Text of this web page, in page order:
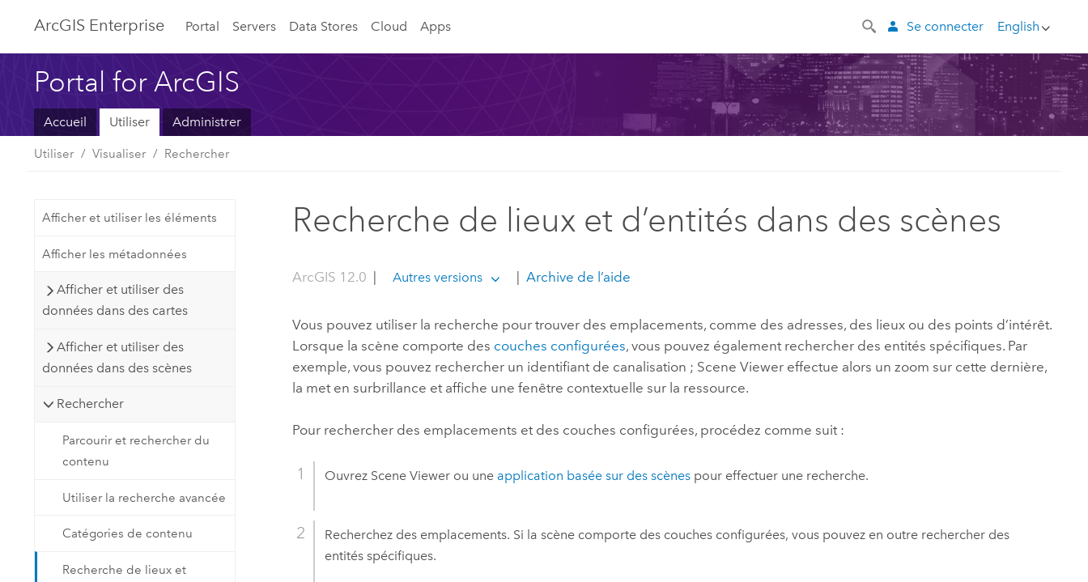
ArcGIS Enterprise Portal Servers Data Stores Cloud Apps English
Se connecter
Portal for ArcGIS
Accueil Utiliser Administrer
Utiliser Visualiser Rechercher
Afficher et utiliser les éléments
Afficher les métadonnées
Afficher et utiliser des
données dans des cartes
Afficher et utiliser des
données dans des scènes
Rechercher
Parcourir et rechercher du
contenu
Utiliser la recherche avancée
Catégories de contenu
Recherche de lieux et
Recherche de lieux et d’entités dans des scènes
ArcGIS 12.0 | Autres versions | Archive de l’aide
Vous pouvez utiliser la recherche pour trouver des emplacements, comme des adresses, des lieux ou des points d’intérêt.
Lorsque la scène comporte des couches configurées, vous pouvez également rechercher des entités spécifiques. Par
exemple, vous pouvez rechercher un identifiant de canalisation ; Scene Viewer effectue alors un zoom sur cette dernière,
la met en surbrillance et affiche une fenêtre contextuelle sur la ressource.
Pour rechercher des emplacements et des couches configurées, procédez comme suit :
Ouvrez Scene Viewer ou une application basée sur des scènes pour effectuer une recherche.
Recherchez des emplacements. Si la scène comporte des couches configurées, vous pouvez en outre rechercher des
entités spécifiques.